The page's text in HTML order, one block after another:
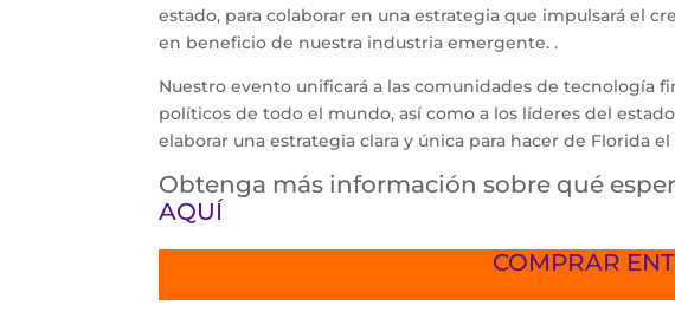
estado, para colaborar en una estrategia que impulsará el
en beneficio de nuestra industria emergente. .
Nuestro evento unificará a las comunidades de tecnología
políticos de todo el mundo, así como a los líderes del
elaborar una estrategia clara y única para hacer de Florida
Obtenga más información sobre qué
AQUÍ
COMPRAR